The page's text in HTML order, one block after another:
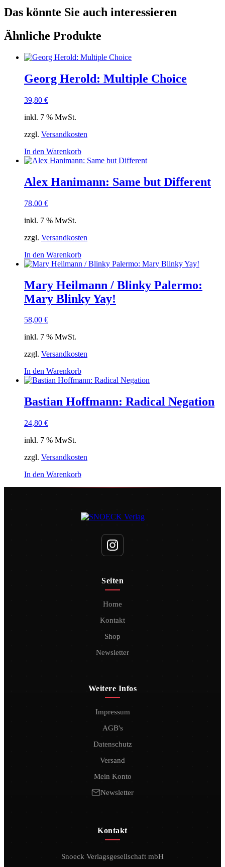
Das könnte Sie auch interessieren
Ähnliche Produkte
Georg Herold: Multiple Choice
39,80 €
inkl. 7 % MwSt.
zzgl. Versandkosten
In den Warenkorb
Alex Hanimann: Same but Different
78,00 €
inkl. 7 % MwSt.
zzgl. Versandkosten
In den Warenkorb
Mary Heilmann / Blinky Palermo:
Mary Blinky Yay!
58,00 €
inkl. 7 % MwSt.
zzgl. Versandkosten
In den Warenkorb
Bastian Hoffmann: Radical Negation
24,80 €
inkl. 7 % MwSt.
zzgl. Versandkosten
In den Warenkorb
Seiten
Home
Kontakt
Shop
Newsletter
Weitere Infos
Impressum
AGB's
Datenschutz
Versand
Mein Konto
Newsletter
Kontakt
Snoeck Verlagsgesellschaft mbH